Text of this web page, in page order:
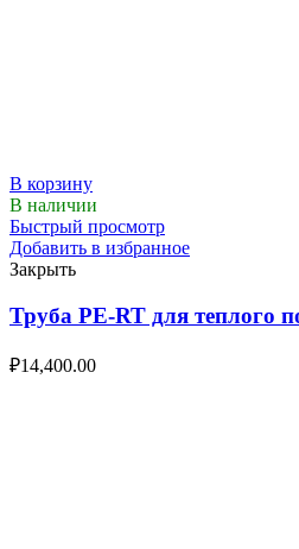
В корзину
В наличии
Быстрый просмотр
Добавить в избранное
Закрыть
Труба PE-RT для теплого
₽14,400.00